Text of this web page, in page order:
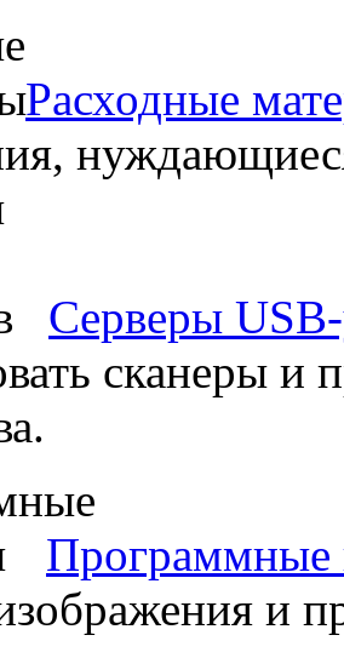
Расходные
Серверы
сканеры и
Программные
и